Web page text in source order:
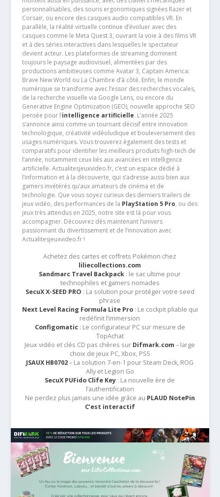
personnalisables, des souris ergonomiques signées Razer et
Corsair, ou encore des casques audio compatibles VR. En
parallèle, la réalité virtuelle continue d’évoluer avec des
casques comme le Meta Quest 3, ouvrant la voie à des films VR
et à des séries interactives dans lesquelles le spectateur
devient acteur. Les plateformes de streaming dominent
toujours le paysage audiovisuel, alimentées par des
productions ambitieuses comme Avatar 3, Captain America:
Brave New World ou La Chambre d’à côté. Enfin, le monde
numérique se transforme avec l’essor des recherches vocales,
de la recherche visuelle via Google Lens, ou encore du
Generative Engine Optimization (GEO), nouvelle approche SEO
pensée pour l’intelligence artificielle. L’année 2025
s’annonce ainsi comme un tournant décisif entre innovation
technologique, créativité vidéoludique et bouleversement des
usages numériques. Vous trouverez également des tests et
comparatifs pour identifier les meilleurs produits high-tech de
l’année, notamment ceux liés aux avancées en intelligence
artificielle. Actualitesjeuxvideo.fr, c’est un espace dédié à
l’information et à la découverte, qui s’adresse aussi bien aux
gamers invétérés qu’aux amateurs de cinéma et de
technologie. Que vous soyez curieux des derniers trailers de
jeux vidéo, des performances de la PlayStation 5 Pro, ou des
jeux très attendus en 2025, notre site est là pour vous
accompagner. Découvrez dès maintenant l’univers
passionnant du divertissement et de l’innovation avec
Actualitesjeuxvideo.fr !
Achetez des cartes et coffrets Pokémon chez
liliecollections.com
Sandmarc Travel Backpack : le sac ultime pour
technophiles et gamers nomades
SecuX X-SEED PRO : La solution pour protéger votre seed
phrase
Next Level Racing Formula Lite Pro: Le cockpit pliable qui
redéfinit l’immersion
Configomatic: Le configurateur PC sur mesure de
TopAchat
Jeux vidéo et clés CD pas chères sur Difmark.com – large
choix de jeux PC, Xbox, PS5
JSAUX HB0702– La solution 7-en-1 pour Steam Deck, ROG
Ally et Legion Go
SecuX PUFido Clife Key : La nouvelle ère de
l’authentification
Ne perdez plus jamais une idée grâce au PLAUD NotePin
C’est interactif